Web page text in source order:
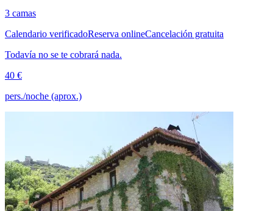
3 camas
Calendario verificadoReserva onlineCancelación gratuita
Todavía no se te cobrará nada.
40 €
pers./noche (aprox.)